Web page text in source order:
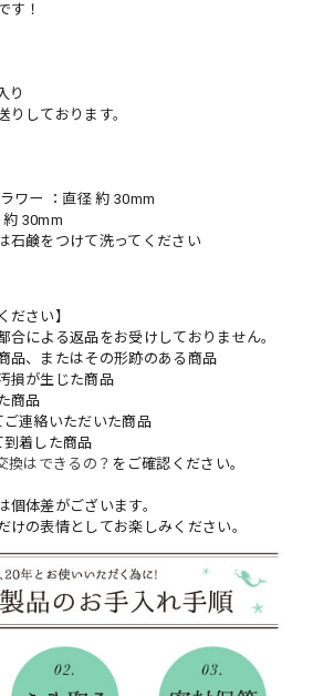
す！
り
りしております。
ワー ：直径 約 30mm
30mm
石鹸をつけて洗ってください
ださい】
合による返品をお受けしておりません。
品、またはその形跡のある商品
損が生じた商品
商品
ご連絡いただいた商品
到着した商品
換はできるの？ をご確認ください。
体差がございます。
けの表情としてお楽しみください。